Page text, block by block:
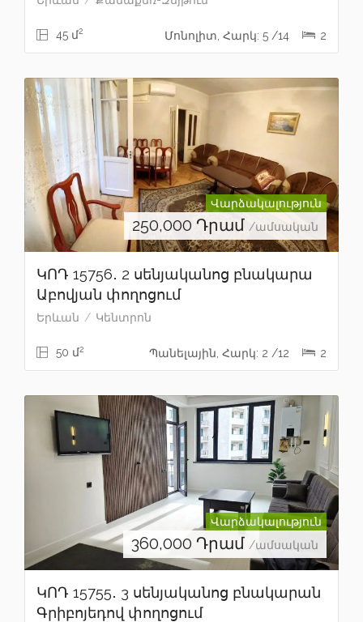
45 մ2 Մոնոլիտ, Հարկ: 5 /14 2
Վարձակալություն
250,000 Դրամ /ամսական
ԿՈԴ 15756․ 2 սենյականոց բնակարա
Աբովյան փողոցում
Երևան Կենտրոն
50 մ2 Պանելային, Հարկ: 2 /12 2
Վարձակալություն
360,000 Դրամ /ամսական
ԿՈԴ 15755․ 3 սենյականոց բնակարան
Գրիբոյեդով փողոցում